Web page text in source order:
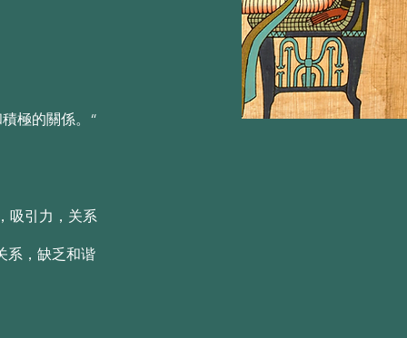
極的關係。“
吸引力，关系
系，缺乏和谐